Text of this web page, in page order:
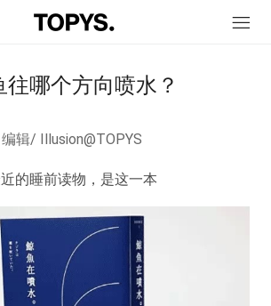
往哪个方向喷水？
编辑/ Illusion@TOPYS
的睡前读物， 是这一本